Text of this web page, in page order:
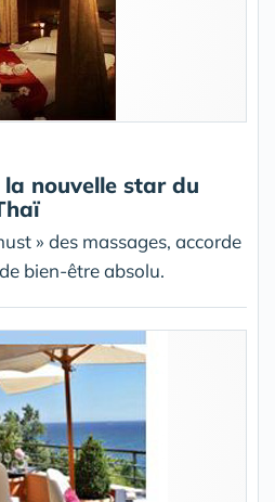
nouvelle star du
» des massages, accorde
bien-être absolu.